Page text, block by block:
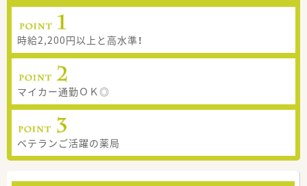
時給2,200円以上と高水準！
マイカー通勤ＯＫ◎
ベテランご活躍の薬局